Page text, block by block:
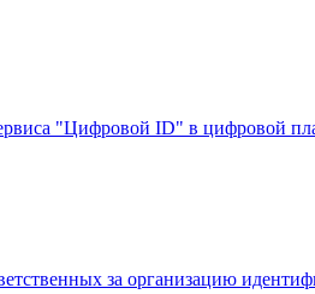
"Цифровой ID" в цифровой
за организацию